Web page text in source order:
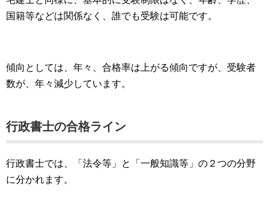
国籍等などは関係なく、誰でも受験は可能です。
傾向としては、年々、合格率は上がる傾向ですが、受験者
数が、年々減少しています。
行政書士の合格ライン
行政書士では、「法令等」と「一般知識等」の２つの分野
に分かれます。